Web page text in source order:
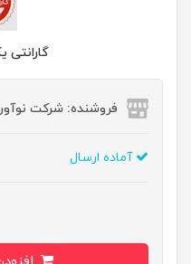
گارانتی
فروشنده: شرکت
آماده ارسال